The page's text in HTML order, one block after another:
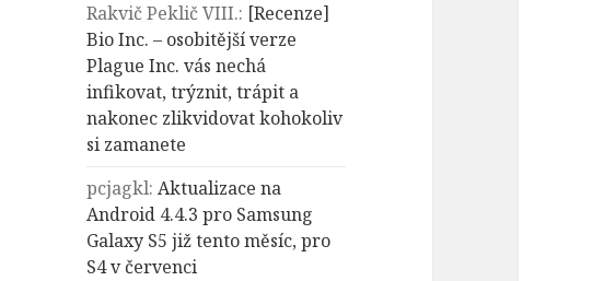
Rakvič Peklič VIII.: [Recenze]
Bio Inc. – osobitější verze
Plague Inc. vás nechá
infikovat, trýznit, trápit a
nakonec zlikvidovat kohokoliv
si zamanete
pcjagkl:Aktualizace na
Android 4.4.3 pro Samsung
Galaxy S5 již tento měsíc, pro
S4 v červenci